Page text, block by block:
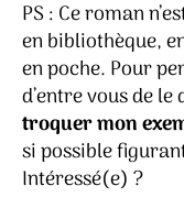
PS : Ce roman
en bibliothèque,
en poche. Pour
d’entre vous de
troquer mon
si possible
Intéressé(e) ?